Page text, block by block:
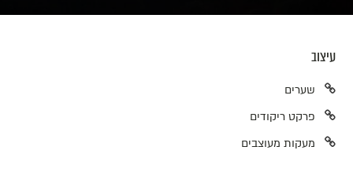
עיצוב
שערים
פרקט ריקודים
מעקות מעוצבים